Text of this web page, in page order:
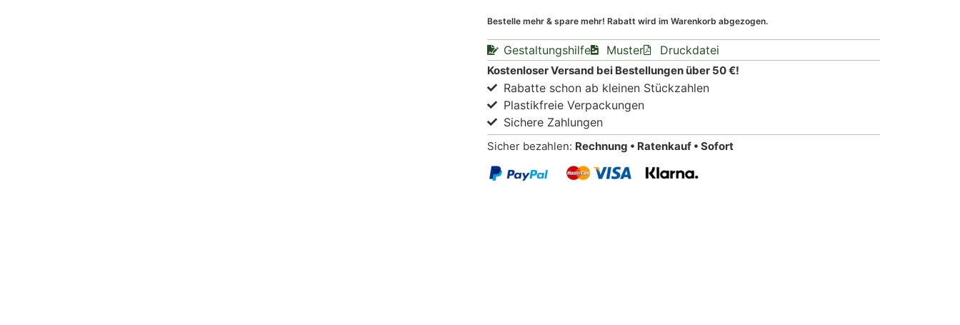
Bestelle mehr & spare mehr! Rabatt wird im Warenkorb abgezogen.
Gestaltungshilfe Muster Druckdatei
Kostenloser Versand bei Bestellungen über 50 €!
Rabatte schon ab kleinen Stückzahlen
Plastikfreie Verpackungen
Sichere Zahlungen
Sicher bezahlen: Rechnung • Ratenkauf • Sofort